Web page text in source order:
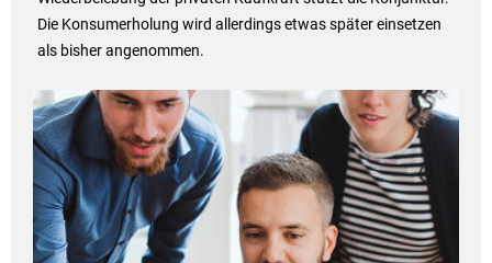
Die Konsumerholung wird allerdings etwas später einsetzen
als bisher angenommen.